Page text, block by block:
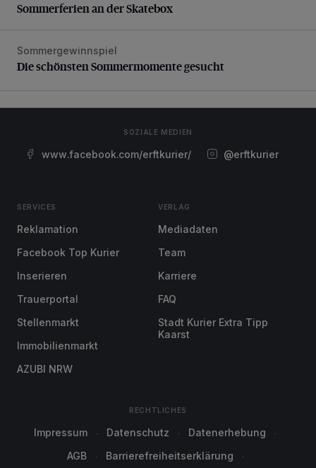
Sommerferien an der Skatebox
Die schönsten Sommermomente gesucht
Sommergewinnspiel
Die schönsten Sommermomente gesucht
SOZIALE MEDIEN
www.facebook.com/erftkurier/ @erftkurier
SERVICES
Reklamation
Facebook Top Kurier
Inserieren
Trauerportal
Stellenmarkt
Immobilienmarkt
AZUBI NRW
VERLAG
Mediadaten
Team
Karriere
FAQ
Stadt Kurier Extra Tipp
Kaarst
RECHTLICHES
Impressum Datenschutz
Datenerhebung
AGB
Barrierefreiheitserklärung